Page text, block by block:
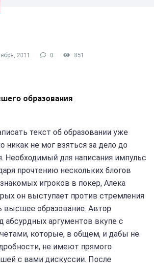
2011 0 851
образования
текст об образовании уже
никак не мог взяться за дело до
Необходимый для написания импульс
прочтению нескольких блогов
игроков в покер, Алека
он выступает против стремления
высшее образование. Автор
абсурдных аргументов вкупе с
которые, в общем, и дабы не
не имеют прямого
с вами дискуссии. После